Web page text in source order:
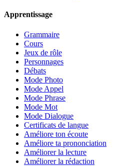
Apprentissage
Grammaire
Cours
Jeux de rôle
Personnages
Débats
Mode Photo
Mode Appel
Mode Phrase
Mode Mot
Mode Dialogue
Certificats de langue
Améliore ton écoute
Améliore ta prononciation
Améliorer la lecture
Améliorer la rédaction